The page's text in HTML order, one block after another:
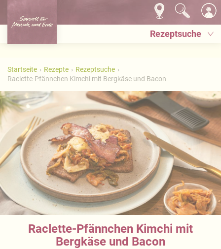
Rezeptsuche
Startseite Rezepte
Rezeptsuche
Raclette-Pfännchen Kimchi mit Bergkäse und Bacon
Raclette-Pfännchen Kimchi mit
Bergkäse und Bacon